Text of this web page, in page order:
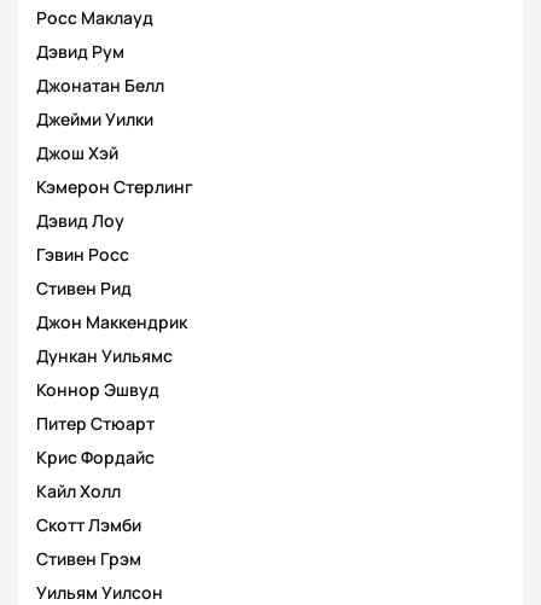
Росс Маклауд
Дэвид Рум
Джонатан Белл
Джейми Уилки
Джош Хэй
Кэмерон Стерлинг
Дэвид Лоу
Гэвин Росс
Стивен Рид
Джон Маккендрик
Дункан Уильямс
Коннор Эшвуд
Питер Стюарт
Крис Фордайс
Кайл Холл
Скотт Лэмби
Стивен Грэм
Уильям Уилсон